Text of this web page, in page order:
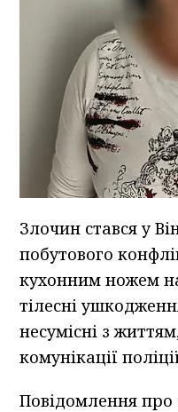
Злочин стався у
побутового
кухонним ножем
тілесні
несумісні з
комунікації
Повідомлення